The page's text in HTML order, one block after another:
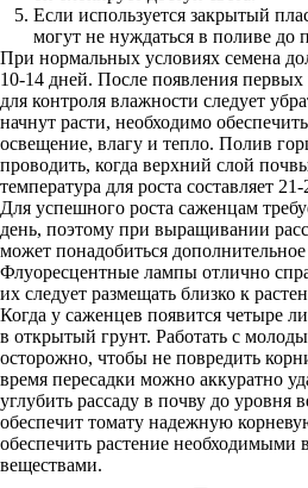
Если используется закрытый
могут не нуждаться в поливе до
При нормальных условиях семена
10-14 дней. После появления
для контроля влажности следует
начнут расти, необходимо
освещение, влагу и тепло. Полив
проводить, когда верхний слой
температура для роста составляет
Для успешного роста саженцам
день, поэтому при выращивании
может понадобиться
Флуоресцентные лампы отлично
их следует размещать близко к
Когда у саженцев появится четыре
в открытый грунт. Работать с
осторожно, чтобы не повредить
время пересадки можно аккуратно
углубить рассаду в почву до уровня
обеспечит томату надежную
обеспечить растение необходимыми
веществами.